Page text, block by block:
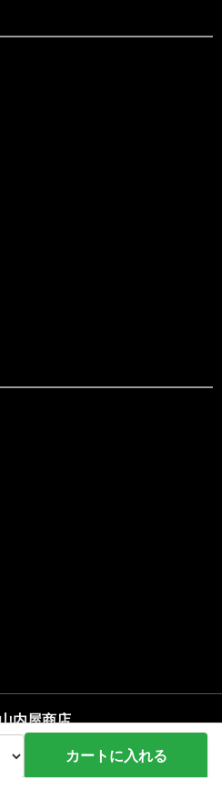
カートに入れる
内屋商店
商店 all rights reserved.
カート ログイン